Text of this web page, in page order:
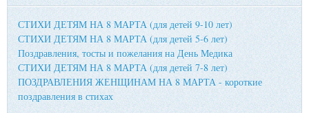
СТИХИ ДЕТЯМ НА 8 МАРТА (для детей 9-10 лет)
СТИХИ ДЕТЯМ НА 8 МАРТА (для детей 5-6 лет)
Поздравления, тосты и пожелания на День Медика
СТИХИ ДЕТЯМ НА 8 МАРТА (для детей 7-8 лет)
ПОЗДРАВЛЕНИЯ ЖЕНЩИНАМ НА 8 МАРТА - короткие
поздравления в стихах